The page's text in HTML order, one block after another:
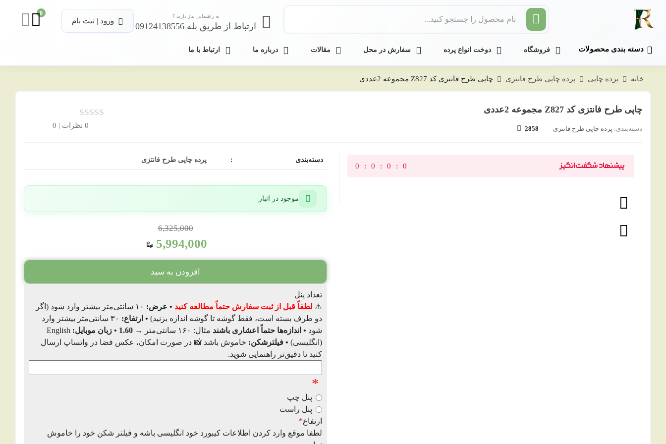
به راهنمایی نیاز دارید ؟
ارتباط از طریق بله 09124138556
ورود | ثبت نام
0
دسته بندی محصولات فروشگاه دوخت انواع پرده سفارش در محل مقالات درباره ما ارتباط با ما
خانه پرده چاپی پرده چاپی طرح فانتزی چاپی طرح فانتزی کد Z827 مجموعه 2عددی
چاپی طرح فانتزی کد Z827 مجموعه 2عددی
دسته‌بندی: پرده چاپی طرح فانتزی 2858 0 نظرات | 0
0 0 0 0
دسته‌بندی : پرده چاپی طرح فانتزی
موجود در انبار
6,325,000
5,994,000
افزودن به سبد
تعداد پنل
⚠️ لطفاً قبل از ثبت سفارش حتماً مطالعه کنید • عرض:
۱۰ سانتی‌متر بیشتر وارد شود (اگر
دو طرف بسته است، فقط گوشه تا گوشه اندازه بزنید) • ارتفاع:
۳۰ سانتی‌متر بیشتر وارد
شود • اندازه‌ها حتماً اعشاری باشند مثال: ۱۶۰ سانتی‌متر → 1.60 • زبان موبایل: English
(انگلیسی) • فیلترشکن: خاموش باشد 📸 در صورت امکان، عکس فضا در واتساپ ارسال
کنید تا دقیق‌تر راهنمایی شوید.
*
پنل چپ
پنل راست
*ارتفاع
لطفا موقع وارد کردن اطلاعات کیبورد خود انگلیسی باشه و فیلتر شکن خود را خاموش
توضیحات نظرات